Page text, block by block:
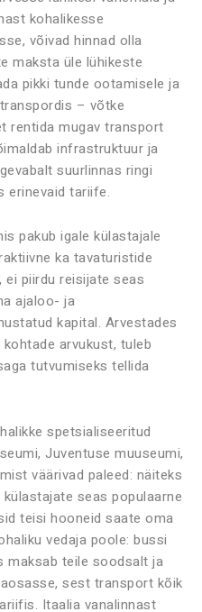
kohalikesse
võivad hinnad olla
maksta üle lühikeste
pikki tunde ootamisele ja
– võtke
rentida mugav transport
infrastruktuur ja
suurlinnas ringi
erinevaid tariife.
pakub igale külastajale
ka tavaturistide
ei piirdu reisijate seas
ajaloo- ja
kapital. Arvestades
arvukust, tuleb
tutvumiseks tellida
spetsialiseeritud
Juventuse muuseumi,
väärivad paleed: näiteks
seas populaarne
teisi hooneid saate oma
vedaja poole: bussi
maksab teile soodsalt ja
sest transport kõik
Itaalia vanalinnast